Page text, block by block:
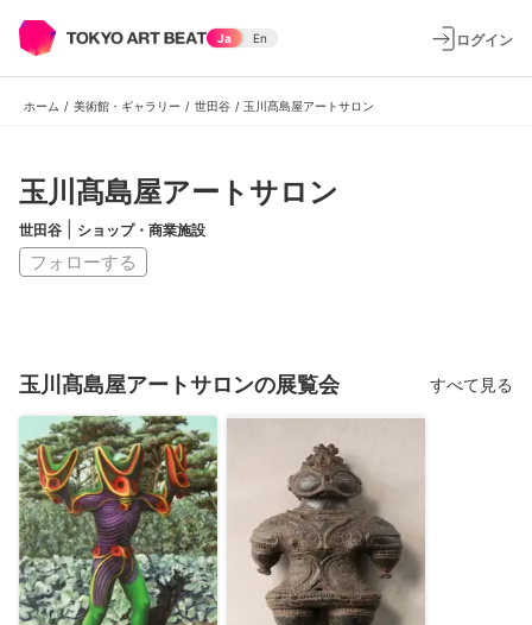
Ja En ログイン
ホーム / 美術館・ギャラリー / 世田谷 / 玉川髙島屋アートサロン
玉川髙島屋アートサロン
世田谷 ショップ・商業施設
フォローする
玉川髙島屋アートサロンの展覧会 すべて見る